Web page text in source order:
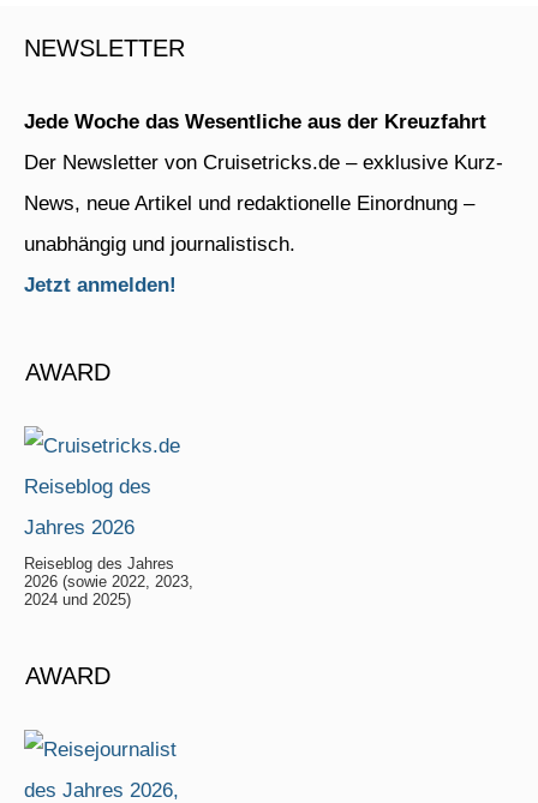
NEWSLETTER
Jede Woche das Wesentliche aus der Kreuzfahrt
Der Newsletter von Cruisetricks.de – exklusive Kurz-
News, neue Artikel und redaktionelle Einordnung –
unabhängig und journalistisch.
Jetzt anmelden!
AWARD
Reiseblog des Jahres
2026 (sowie 2022, 2023,
2024 und 2025)
AWARD